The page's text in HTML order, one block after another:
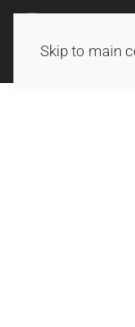
Skip to main